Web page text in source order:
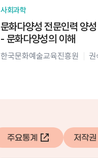
사회과학
문화다양성 전문인력 양
- 문화다양성의 이해
한국문화예술교육진흥원 권
주요통계 저작